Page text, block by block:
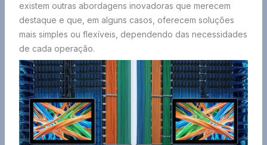
existem outras abordagens inovadoras que merecem
destaque e que, em alguns casos, oferecem soluções
mais simples ou flexíveis, dependendo das necessidades
de cada operação.